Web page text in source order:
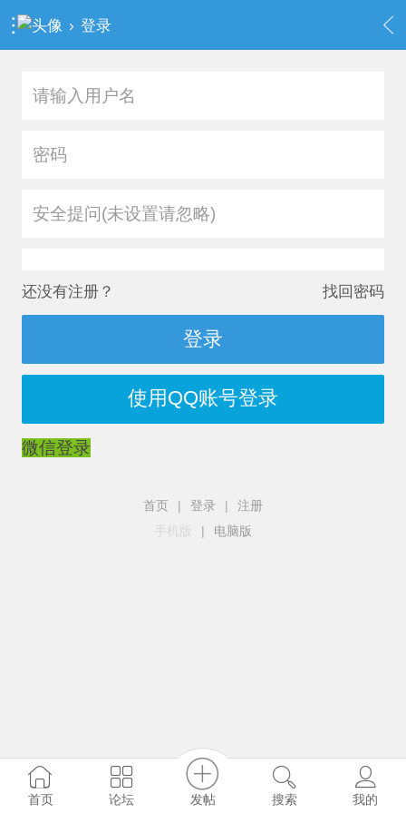
› 登录
安全提问(未设置请忽略)
还没有注册？ 找回密码
登录
使用QQ账号登录
微信登录
首页 | 登录 |
注册
手机版
| 电脑版
首页 论坛 发帖 搜索 我的